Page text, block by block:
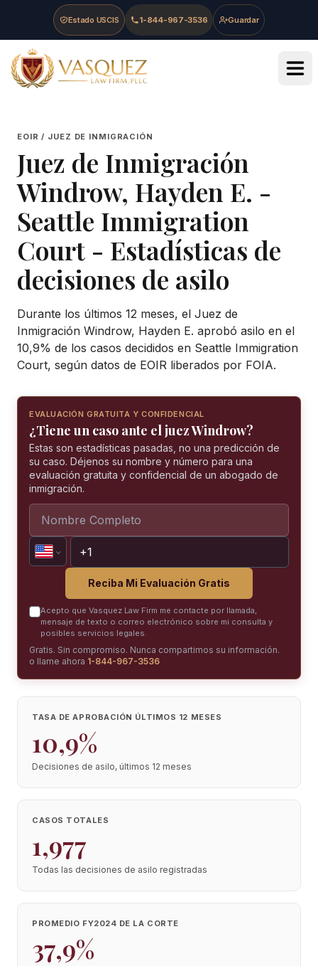
Skip to main content
Skip to navigation
Skip to footer
Estado USCIS 1-844-967-3536 Guardar
Vasquez Law Firm - Home
EOIR / JUEZ DE INMIGRACIÓN
Juez de Inmigración
Windrow, Hayden E. -
Seattle Immigration
Court - Estadísticas de
decisiones de asilo
Durante los últimos 12 meses, el Juez de
Inmigración Windrow, Hayden E. aprobó asilo en el
10,9% de los casos decididos en Seattle Immigration
Court, según datos de EOIR liberados por FOIA.
EVALUACIÓN GRATUITA Y CONFIDENCIAL
¿Tiene un caso ante el juez Windrow?
Estas son estadísticas pasadas, no una predicción de
su caso. Déjenos su nombre y número para una
evaluación gratuita y confidencial de un abogado de
inmigración.
Reciba Mi Evaluación Gratis
Acepto que Vasquez Law Firm me contacte por llamada,
mensaje de texto o correo electrónico sobre mi consulta y
posibles servicios legales.
Gratis. Sin compromiso. Nunca compartimos su información.
o llame ahora 1-844-967-3536
TASA DE APROBACIÓN ÚLTIMOS 12 MESES
10,9%
Decisiones de asilo, últimos 12 meses
CASOS TOTALES
1,977
Todas las decisiones de asilo registradas
PROMEDIO FY2024 DE LA CORTE
37,9%